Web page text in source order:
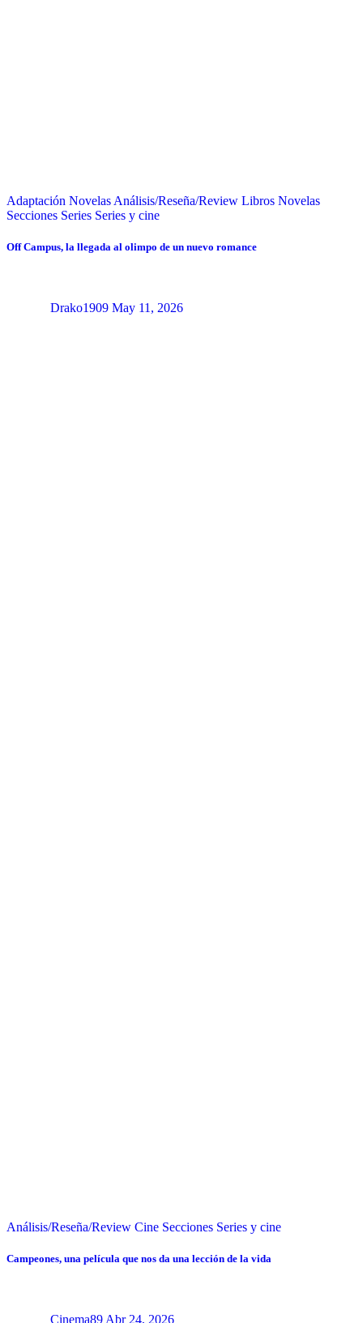
Adaptación Novelas Análisis/Reseña/Review Libros Novelas
Secciones Series Series y cine
Off Campus, la llegada al olimpo de un nuevo romance
Drako1909 May 11, 2026
Análisis/Reseña/Review Cine Secciones Series y cine
Campeones, una película que nos da una lección de la vida
Cinema89 Abr 24, 2026